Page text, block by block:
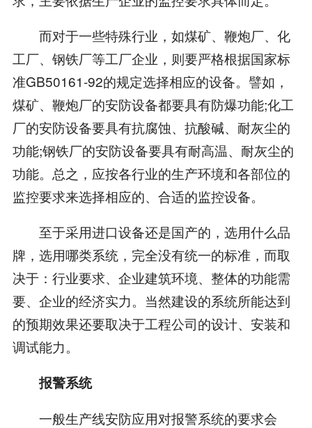
而对于一些特殊行业，如煤矿、鞭炮厂、化
工厂、钢铁厂等工厂企业，则要严格根据国家标
准GB50161-92的规定选择相应的设备。譬如，
煤矿、鞭炮厂的安防设备都要具有防爆功能;化工
厂的安防设备要具有抗腐蚀、抗酸碱、耐灰尘的
功能;钢铁厂的安防设备要具有耐高温、耐灰尘的
功能。总之，应按各行业的生产环境和各部位的
监控要求来选择相应的、合适的监控设备。
至于采用进口设备还是国产的，选用什么品
牌，选用哪类系统，完全没有统一的标准，而取
决于：行业要求、企业建筑环境、整体的功能需
要、企业的经济实力。当然建设的系统所能达到
的预期效果还要取决于工程公司的设计、安装和
调试能力。
报警系统
一般生产线安防应用对报警系统的要求会